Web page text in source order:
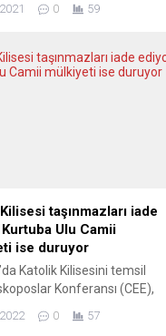
ve refakatsiz sığınmacıların
talep etti. Sivil toplum
Utopia 56’dan yapılan
0 59
taşınmazları iade
Ulu Camii
ise duruyor
Katolik Kilisesini temsil
Konferansı (CEE),
ardından mülkiyet
0 57